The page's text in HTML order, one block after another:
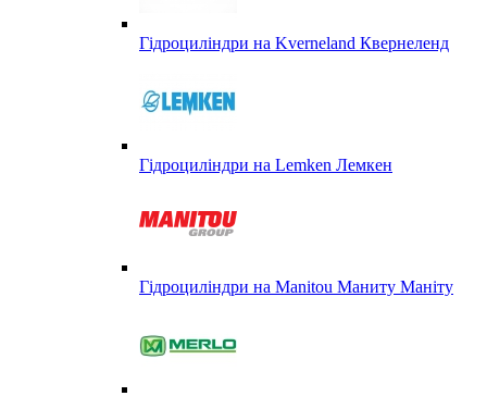
Гідроциліндри на Kverneland Квернеленд
Гідроциліндри на Lemken Лемкен
Гідроциліндри на Manitou Маниту Маніту